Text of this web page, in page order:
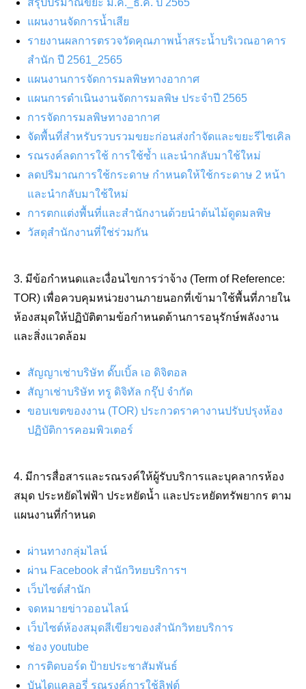
สรุปปริมาณขยะ ม.ค._ธ.ค. ปี 2565
แผนงานจัดการน้ำเสีย
รายงานผลการตรวจวัดคุณภาพน้ำสระน้ำบริเวณอาคาร
สำนัก ปี 2561_2565
แผนงานการจัดการมลพิษทางอากาศ
แผนการดำเนินงานจัดการมลพิษ ประจำปี 2565
การจัดการมลพิษทางอากาศ
จัดพื้นที่สำหรับรวบรวมขยะก่อนส่งกำจัดและขยะรีไซเคิล
รณรงค์ลดการใช้ การใช้ซ้ำ และนำกลับมาใช้ใหม่
ลดปริมาณการใช้กระดาษ กำหนดให้ใช้กระดาษ 2 หน้า
และนำกลับมาใช้ใหม่
การตกแต่งพื้นที่และสำนักงานด้วยนำต้นไม้ดูดมลพิษ
วัสดุสำนักงานที่ใช่ร่วมกัน
3. มีข้อกำหนดและเงื่อนไขการว่าจ้าง (Term of Reference:
TOR) เพื่อควบคุมหน่วยงานภายนอกที่เข้ามาใช้พื้นที่ภายใน
ห้องสมุดให้ปฏิบัติตามข้อกำหนดด้านการอนุรักษ์พลังงาน
และสิ่งแวดล้อม
สัญญาเช่าบริษัท ดั๊บเบิ้ล เอ ดิจิตอล
สัญาเช่าบริษัท ทรู ดิจิทัล กรุ๊ป จำกัด
ขอบเขตของงาน (TOR) ประกวดราคางานปรับปรุงห้อง
ปฏิบัติการคอมพิวเตอร์
4. มีการสื่อสารและรณรงค์ให้ผู้รับบริการและบุคลากรห้อง
สมุด ประหยัดไฟฟ้า ประหยัดน้ำ และประหยัดทรัพยากร ตาม
แผนงานที่กำหนด
ผ่านทางกลุ่มไลน์
ผ่าน Facebook สำนักวิทยบริการฯ
เว็บไซต์สำนัก
จดหมายข่าวออนไลน์
เว็บไซต์ห้องสมุดสีเขียวของสำนักวิทยบริการ
ช่อง youtube
การติดบอร์ด ป้ายประชาสัมพันธ์
บันไดแคลอรี่ รณรงค์การใช้ลิฟต์